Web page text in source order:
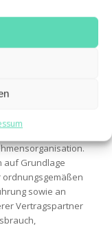
insbesondere die
bei
unserer Rechte
auf Grundlage
sowie an
Vertragspartner